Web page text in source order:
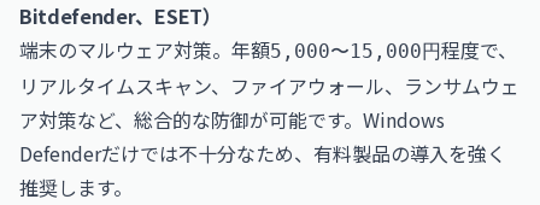
Bitdefender、ESET）
端末のマルウェア対策。年額5,000〜15,000円程度で、
リアルタイムスキャン、ファイアウォール、ランサムウェ
ア対策など、総合的な防御が可能です。Windows
Defenderだけでは不十分なため、有料製品の導入を強く
推奨します。